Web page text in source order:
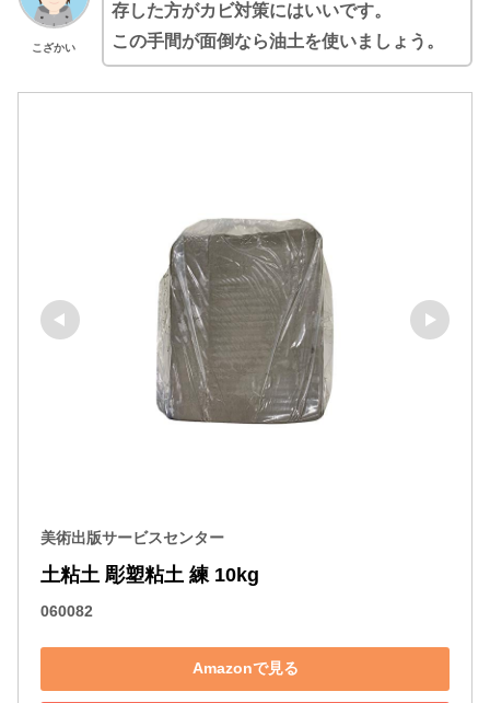
こざかい
存した方がカビ対策にはいいです。
この手間が面倒なら油土を使いましょう。
美術出版サービスセンター
土粘土 彫塑粘土 練 10kg
060082
Amazonで見る